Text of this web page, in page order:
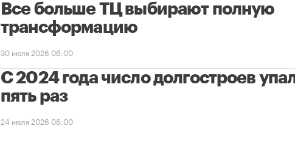
Все больше ТЦ выбирают полную
трансформацию
30 июля 2026 06:00
С 2024 года число долгостроев
пять раз
24 июля 2026 06:00